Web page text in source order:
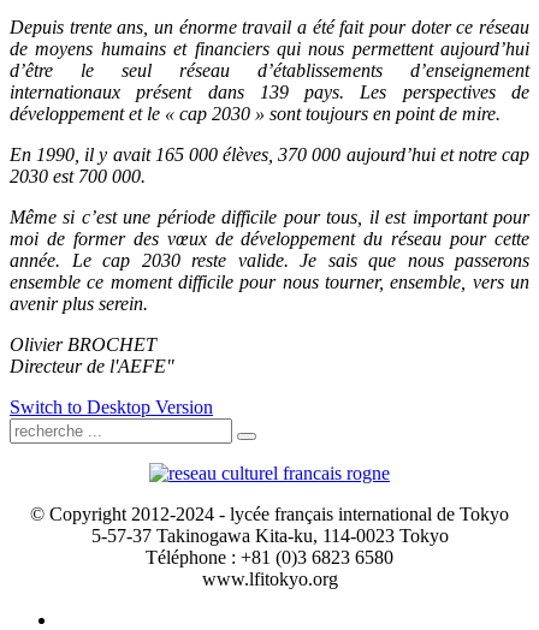
Depuis trente ans, un énorme travail a été fait pour doter ce réseau
de moyens humains et financiers qui nous permettent aujourd’hui
d’être le seul réseau d’établissements d’enseignement
internationaux présent dans 139 pays. Les perspectives de
développement et le « cap 2030 » sont toujours en point de mire.
En 1990, il y avait 165 000 élèves, 370 000 aujourd’hui et notre cap
2030 est 700 000.
Même si c’est une période difficile pour tous, il est important pour
moi de former des vœux de développement du réseau pour cette
année. Le cap 2030 reste valide. Je sais que nous passerons
ensemble ce moment difficile pour nous tourner, ensemble, vers un
avenir plus serein.
Olivier BROCHET
Directeur de l'AEFE"
Switch to Desktop Version
© Copyright 2012-2024 - lycée français international de Tokyo
5-57-37 Takinogawa Kita-ku, 114-0023 Tokyo
Téléphone : +81 (0)3 6823 6580
www.lfitokyo.org